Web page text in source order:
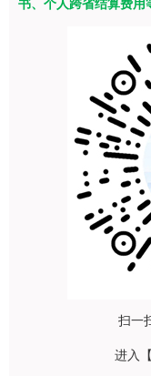
书、个人跨省结算费用
扫一
进入